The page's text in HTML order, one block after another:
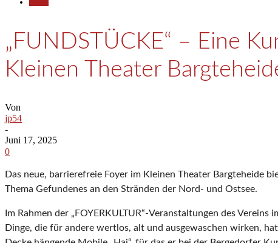
„FUNDSTÜCKE“ – Eine
Kleinen Theater
Von
jp54
-
Juni 17, 2025
0
Das neue, barrierefreie Foyer im Kleinen Theater Bargteheide
Thema Gefundenes an den Stränden der Nord- und Ostsee.
Im Rahmen der „FOYERKULTUR“-Veranstaltungen des
Dinge, die für andere wertlos, alt und ausgewaschen wirken,